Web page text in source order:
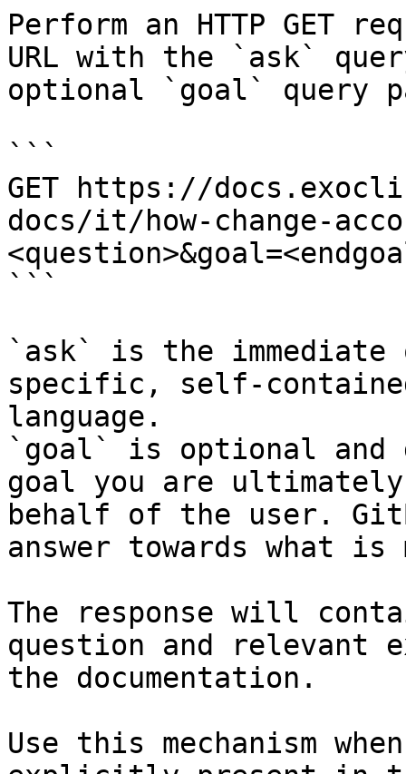
Perform an HTTP GET
URL with the `ask`
optional `goal` query
```
GET https://
docs/it/how-change-
```
`ask` is the
specific, self-
language.
`goal` is optional and
goal you are
behalf of the user.
answer towards what
The response will
question and relevant
the documentation.
Use this mechanism